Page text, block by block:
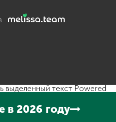
в 2026 году
выделенный текст Powered